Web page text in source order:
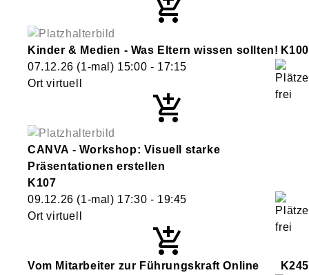
Kinder & Medien - Was Eltern wissen sollten! K100
07.12.26 (1-mal) 15:00 - 17:15
Ort virtuell
CANVA - Workshop: Visuell starke
Präsentationen erstellen
K107
09.12.26 (1-mal) 17:30 - 19:45
Ort virtuell
Vom Mitarbeiter zur Führungskraft Online
K245